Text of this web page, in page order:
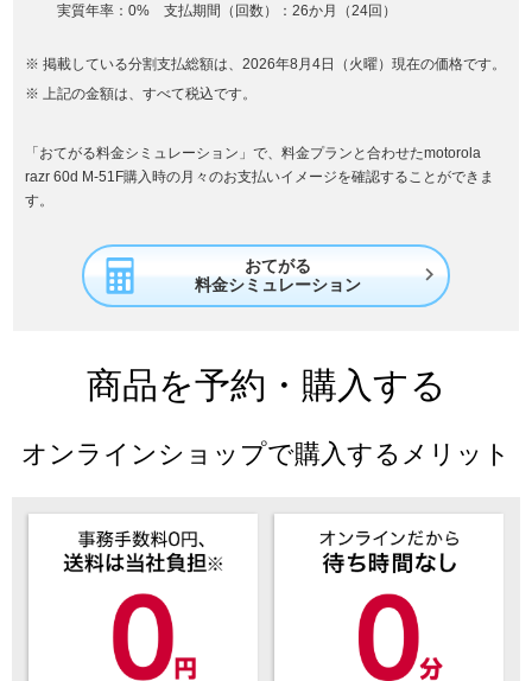
実質年率：0% 支払期間（回数）：26か月（24回）
掲載している分割支払総額は、2026年8月4日（火曜）現在の価格です。
上記の金額は、すべて税込です。
「おてがる料金シミュレーション」で、料金プランと合わせたmotorola
razr 60d M-51F購入時の月々のお支払いイメージを確認することができま
す。
おてがる
料金シミュレーション

商品を予約・購入する
オンラインショップで購入するメリット